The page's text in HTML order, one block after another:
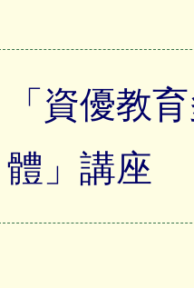
「資優教
體」講座